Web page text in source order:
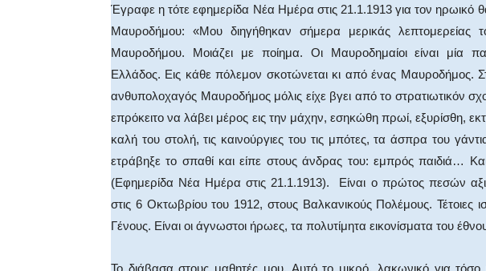
Έγραφε η τότε εφημερίδα Νέα Ημέρα στις 21.1.1913 για τον ηρωικό
Μαυροδήμου: «Μου διηγήθηκαν σήμερα μερικάς λεπτομερείας
Μαυροδήμου. Μοιάζει με ποίημα. Οι Μαυροδημαίοι είναι μία
Ελλάδος. Εις κάθε πόλεμον σκοτώνεται κι από ένας Μαυροδήμος.
ανθυπολοχαγός Μαυροδήμος μόλις είχε βγει από το στρατιωτικόν
επρόκειτο να λάβει μέρος εις την μάχην, εσηκώθη πρωί, εξυρίσθη,
καλή του στολή, τις καινούργιες του τις μπότες, τα άσπρα του
ετράβηξε το σπαθί και είπε στους άνδρας του: εμπρός παιδιά…
(Εφημερίδα Νέα Ημέρα στις 21.1.1913). Είναι ο πρώτος πεσών
στις 6 Οκτωβρίου του 1912, στους Βαλκανικούς Πολέμους. Τέτοιες
Γένους. Είναι οι άγνωστοι ήρωες, τα πολυτίμητα εικονίσματα του